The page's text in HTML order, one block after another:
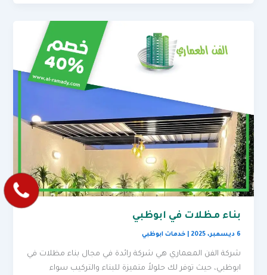
بناء مظلات في ابوظبي
6 ديسمبر، 2025 |خدمات ابوظبي
شركة الفن المعماري هي شركة رائدة في مجال بناء مظلات في
ابوظبي، حيث توفر لك حلولاً متميزة للبناء والتركيب سواء